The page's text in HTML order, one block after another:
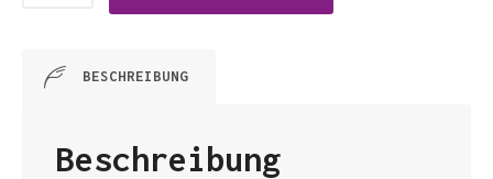
BESCHREIBUNG
Beschreibung